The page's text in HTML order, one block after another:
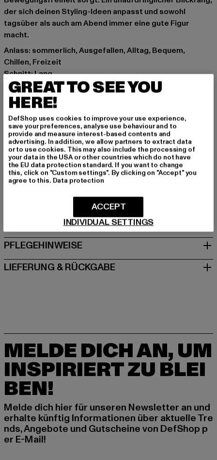
der sich deinen Styling-Ideen anpasst und sowohl
tagsüber als auch am Abend immer eine gute Figur
macht.
Anlass: sommerlich, Ausgefallen, Alltag, Bequem,
Chillen, Freizeit
Schnitt: Lang
Marke: Cloud5ive
Kat.: Bekleidung
Farbe: schwarz, beige
Hersteller Farbe: black
Materialzusammensetzung: 95% Polyester, 5% Elasthan
Art.Nr: CL6140-00007
Hersteller: Styleboom Textilhandels GmbH & Co. KG |
info@77onlineshop.eu
GRÖSSE & PASSFORM
PFLEGEHINWEISE
LIEFERUNG & RÜCKGABE
MELDE DICH AN, UM
INSPIRIERT ZU BLEI
BEN!
Melde dich hier für unseren Newsletter an und
erhalte künftig Informationen über aktuelle Tre
nds, Angebote und Gutscheine von DefShop p
er E-Mail!
GREAT TO SEE YOU
HERE!
DefShop uses cookies to improve your use experience,
save your preferences, analyse use behaviour and to
provide and measure interest-based contents and
advertising. In addition, we allow partners to extract data
or to use cookies. This may also include the processing of
your data in the USA or other countries which do not have
the EU data protection standard. If you want to change
this, click on "Custom settings". By clicking on "Accept" you
agree to this. Data protection
INDIVIDUAL SETTINGS
ACCEPT